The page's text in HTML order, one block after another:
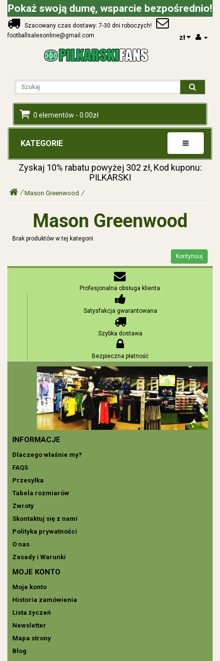
Pokaż swoją dumę, wsparcie bezpośrednio!
Szacowany czas dostawy: 7-30 dni roboczych!
footballsalesonline@gmail.com
zł
0 elementów - 0.00zł
KATEGORIE
Zyskaj 10% rabatu powyżej 302 zł, Kod kuponu:
PILKARSKI
Mason Greenwood
Mason Greenwood
Brak produktów w tej kategorii
Kontynuuj
Profesjonalna obsługa klienta
Satysfakcja gwarantowana
Szybka dostawa
Bezpieczna płatność
INFORMACJE
Dlaczego właśnie my?
FAQS
Przesyłka
Tabela rozmiarów
Zwroty
Skontaktuj się z nami
Polityka prywatności
O nas
Zasady i Warunki
MOJE KONTO
Moje konto
Historia zamówienia
Lista życzeń
Newsletter
Mapa strony
Blog